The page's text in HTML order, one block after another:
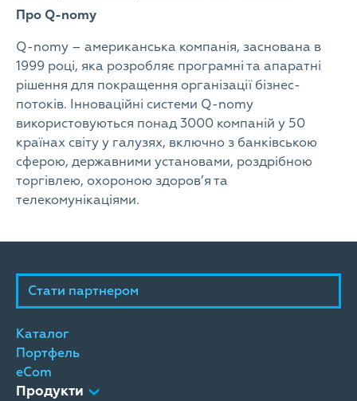
Про Q-nomy
Q-nomy – американська компанія, заснована в
1999 році, яка розробляє програмні та апаратні
рішення для покращення організації бізнес-
потоків. Інноваційні системи Q-nomy
використовуються понад 3000 компаній у 50
країнах світу у галузях, включно з банківською
сферою, державними установами, роздрібною
торгівлею, охороною здоров’я та
телекомунікаціями.
Стати партнером
Каталог
Портфель
eCom
Продукти